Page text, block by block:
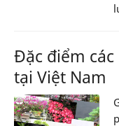
Đặc điểm
tại Việt Nam